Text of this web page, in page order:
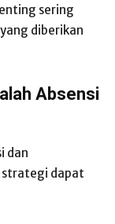
sering
diberikan
Absensi
dan
dapat